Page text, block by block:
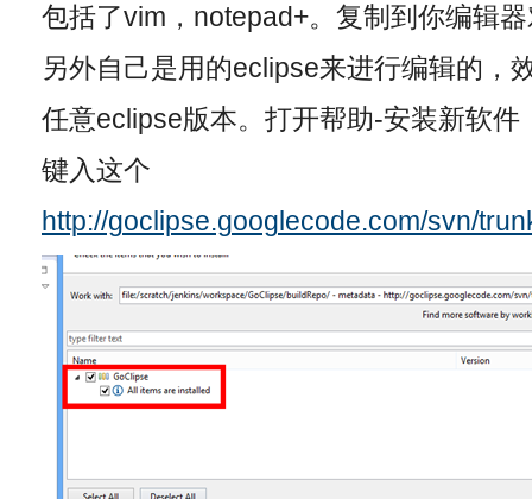
包括了vim，notepad+。复制到你编辑
另外自己是用的eclipse来进行编辑的，
任意eclipse版本。打开帮助-安装新软件
键入这个
http://goclipse.googlecode.com/svn/